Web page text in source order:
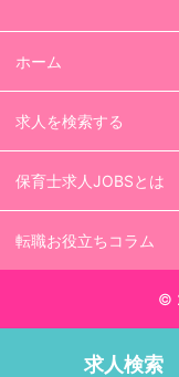
ホーム
求人を検索する
保育士求人JOBSとは
転職お役立ちコラム
©
求人検索